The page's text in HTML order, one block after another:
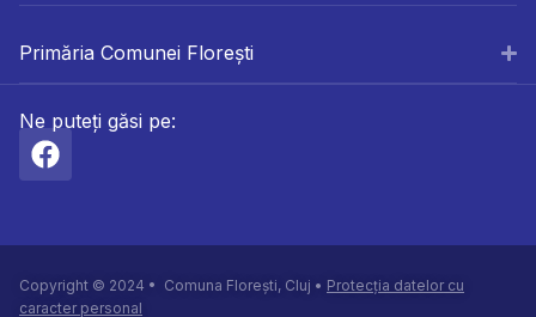
Primăria Comunei Florești
Ne puteți găsi pe:
Copyright © 2024 • Comuna Florești, Cluj • Protecția datelor cu
caracter personal